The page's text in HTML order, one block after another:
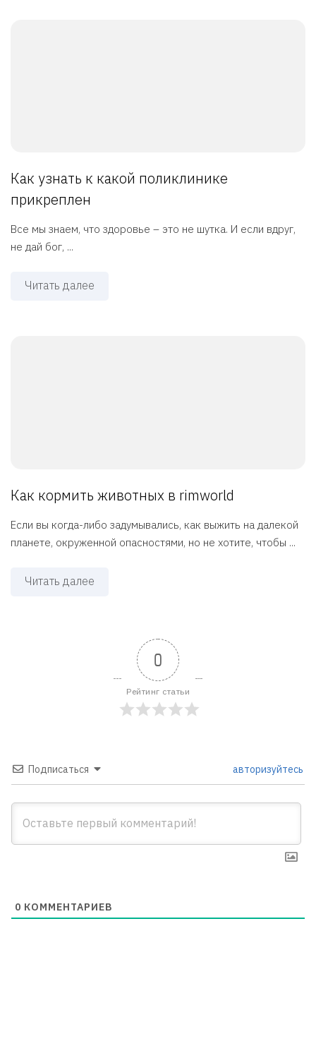
Как узнать к какой поликлинике
прикреплен
Все мы знаем, что здоровье – это не шутка. И если вдруг,
не дай бог, ...
Читать далее
Как кормить животных в rimworld
Если вы когда-либо задумывались, как выжить на далекой
планете, окруженной опасностями, но не хотите, чтобы ...
Читать далее
0
Рейтинг статьи
Подписаться авторизуйтесь
0 КОММЕНТАРИЕВ